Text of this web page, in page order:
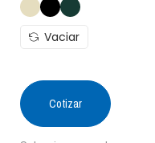
Vaciar
Cotizar